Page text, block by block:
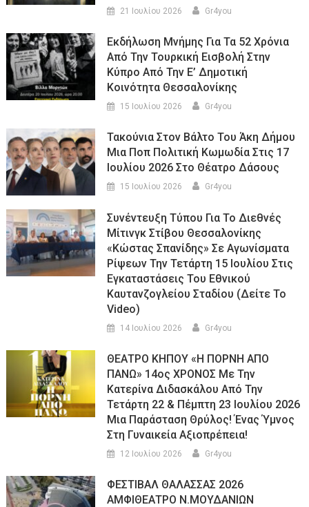
21 Ιουλίου 2026 Gr4you
Εκδήλωση Μνήμης Για Τα 52 Χρόνια
Από Την Τουρκική Εισβολή Στην
Κύπρο Από Την Ε’ Δημοτική
Κοινότητα Θεσσαλονίκης
15 Ιουλίου 2026 Gr4you
Τακούνια Στον Βάλτο Του Άκη Δήμου
Μια Ποπ Πολιτική Κωμωδία Στις 17
Ιουλίου 2026 Στο Θέατρο Δάσους
15 Ιουλίου 2026 Gr4you
Συνέντευξη Τύπου Για Το Διεθνές
Μίτινγκ Στίβου Θεσσαλονίκης
«Κώστας Σπανίδης» Σε Αγωνίσματα
Ρίψεων Την Τετάρτη 15 Ιουλίου Στις
Εγκαταστάσεις Του Εθνικού
Καυτανζογλείου Σταδίου (Δείτε Το
Video)
14 Ιουλίου 2026 Gr4you
ΘΕΑΤΡΟ ΚΗΠΟΥ «Η ΠΟΡΝΗ ΑΠΟ
ΠΑΝΩ» 14ος ΧΡΟΝΟΣ Με Την
Κατερίνα Διδασκάλου Από Την
Τετάρτη 22 & Πέμπτη 23 Ιουλίου 2026
Μια Παράσταση Θρύλος! Ένας Ύμνος
Στη Γυναικεία Αξιοπρέπεια!
12 Ιουλίου 2026 Gr4you
ΦΕΣΤΙΒΑΛ ΘΑΛΑΣΣΑΣ 2026
ΑΜΦΙΘΕΑΤΡΟ Ν.ΜΟΥΔΑΝΙΩΝ